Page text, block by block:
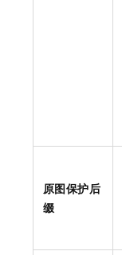
原图保护后
缀